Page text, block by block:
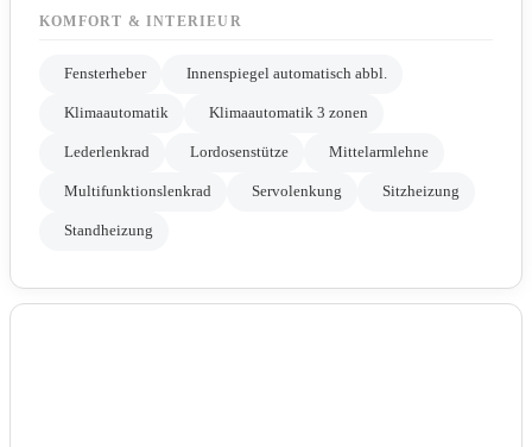
KOMFORT & INTERIEUR
Fensterheber Innenspiegel automatisch abbl.
Klimaautomatik Klimaautomatik 3 zonen
Lederlenkrad Lordosenstütze Mittelarmlehne
Multifunktionslenkrad Servolenkung Sitzheizung
Standheizung
WEITERES